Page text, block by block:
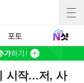
포토
시작…저, 사